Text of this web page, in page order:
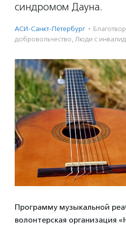
синдромом Дауна.
АСИ-Санкт-Петербург ·
доброволь­чест­во, Люди с
Программу музыкальной
волонтерская организация